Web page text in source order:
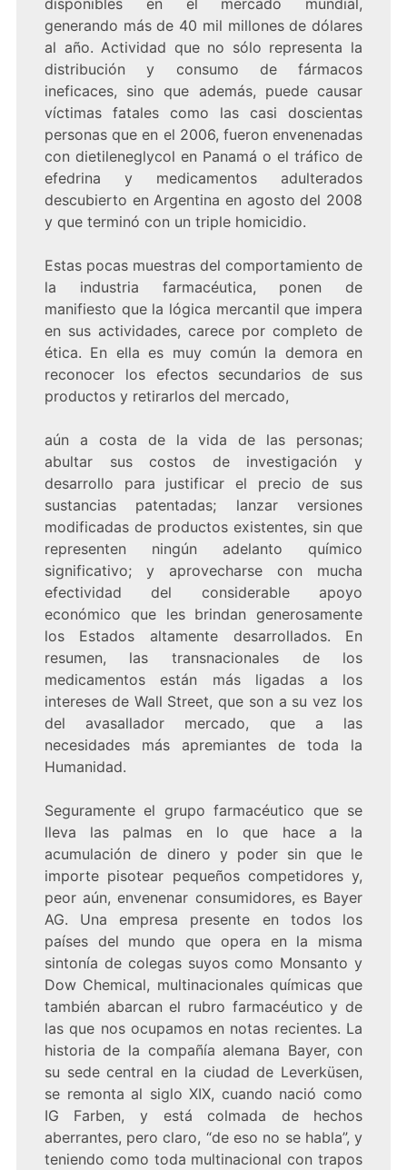
disponibles en el mercado mundial,
generando más de 40 mil millones de dólares
al año. Actividad que no sólo representa la
distribución y consumo de fármacos
ineficaces, sino que además, puede causar
víctimas fatales como las casi doscientas
personas que en el 2006, fueron envenenadas
con dietileneglycol en Panamá o el tráfico de
efedrina y medicamentos adulterados
descubierto en Argentina en agosto del 2008
y que terminó con un triple homicidio.
Estas pocas muestras del comportamiento de
la industria farmacéutica, ponen de
manifiesto que la lógica mercantil que impera
en sus actividades, carece por completo de
ética. En ella es muy común la demora en
reconocer los efectos secundarios de sus
productos y retirarlos del mercado,
aún a costa de la vida de las personas;
abultar sus costos de investigación y
desarrollo para justificar el precio de sus
sustancias patentadas; lanzar versiones
modificadas de productos existentes, sin que
representen ningún adelanto químico
significativo; y aprovecharse con mucha
efectividad del considerable apoyo
económico que les brindan generosamente
los Estados altamente desarrollados. En
resumen, las transnacionales de los
medicamentos están más ligadas a los
intereses de Wall Street, que son a su vez los
del avasallador mercado, que a las
necesidades más apremiantes de toda la
Humanidad.
Seguramente el grupo farmacéutico que se
lleva las palmas en lo que hace a la
acumulación de dinero y poder sin que le
importe pisotear pequeños competidores y,
peor aún, envenenar consumidores, es Bayer
AG. Una empresa presente en todos los
países del mundo que opera en la misma
sintonía de colegas suyos como Monsanto y
Dow Chemical, multinacionales químicas que
también abarcan el rubro farmacéutico y de
las que nos ocupamos en notas recientes. La
historia de la compañía alemana Bayer, con
su sede central en la ciudad de Leverküsen,
se remonta al siglo XIX, cuando nació como
IG Farben, y está colmada de hechos
aberrantes, pero claro, “de eso no se habla”, y
teniendo como toda multinacional con trapos